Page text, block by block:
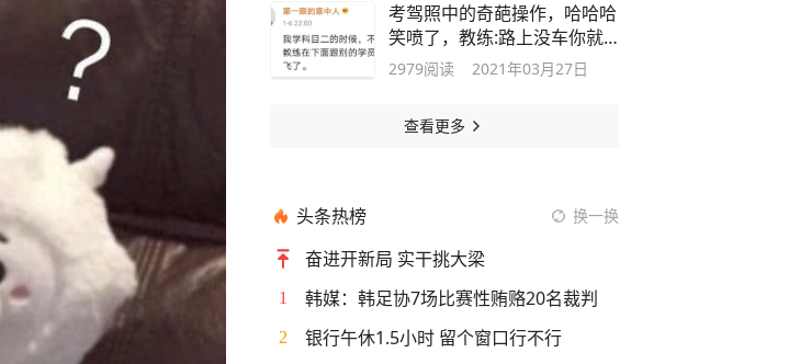
考驾照中的奇葩操作，哈哈哈
笑喷了，教练:路上没车你就
可以开了
2979阅读 2021年03月27日
查看更多
头条热榜 换一换
奋进开新局 实干挑大梁
1 韩媒：韩足协7场比赛性贿赂20名裁判
2 银行午休1.5小时 留个窗口行不行